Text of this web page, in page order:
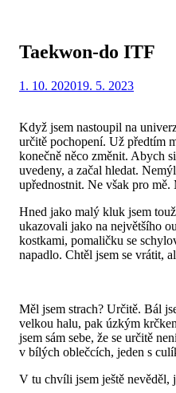
Taekwon-do ITF
Autor Jaromír Světlík
Zveřejněno
1. 10. 202019. 5. 2023
Když jsem nastoupil na
určitě pochopení. Už předtím
konečně něco změnit. Abych
uvedeny, a začal hledat.
upřednostnit. Ne však pro mě.
Hned jako malý kluk jsem
ukazovali jako na největšího
kostkami, pomaličku se
napadlo. Chtěl jsem se vrátit,
Měl jsem strach? Určitě. Bál
velkou halu, pak úzkým
jsem sám sebe, že se určitě
v bílých oblečcích, jeden s
V tu chvíli jsem ještě